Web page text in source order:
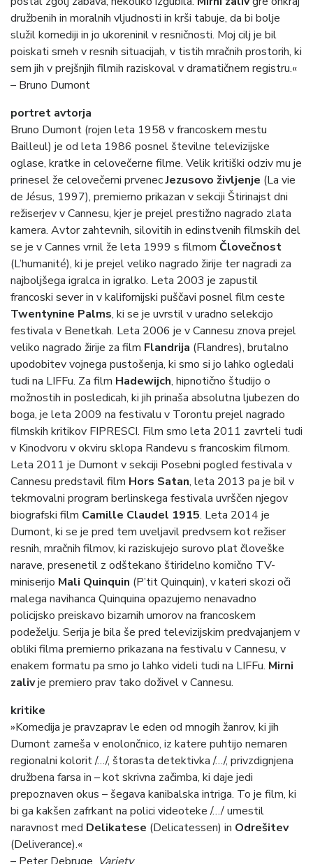
družbenih in moralnih vljudnosti in krši tabuje, da bi bolje
služil komediji in jo ukoreninil v resničnosti. Moj cilj je bil
poiskati smeh v resnih situacijah, v tistih mračnih prostorih, ki
sem jih v prejšnjih filmih raziskoval v dramatičnem registru.«
– Bruno Dumont
portret avtorja
Bruno Dumont (rojen leta 1958 v francoskem mestu
Bailleul) je od leta 1986 posnel številne televizijske
oglase, kratke in celovečerne filme. Velik kritiški odziv mu je
prinesel že celovečerni prvenecJezusovo življenje (La vie
de Jésus, 1997), premierno prikazan v sekciji Štirinajst dni
režiserjev v Cannesu, kjer je prejel prestižno nagrado zlata
kamera. Avtor zahtevnih, silovitih in edinstvenih filmskih del
se je v Cannes vrnil že leta 1999 s filmom Človečnost
(L’humanité), ki je prejel veliko nagrado žirije ter nagradi za
najboljšega igralca in igralko. Leta 2003 je zapustil
francoski sever in v kalifornijski puščavi posnel film ceste
Twentynine Palms, ki se je uvrstil v uradno selekcijo
festivala v Benetkah. Leta 2006 je v Cannesu znova prejel
veliko nagrado žirije za film Flandrija (Flandres), brutalno
upodobitev vojnega pustošenja, ki smo si jo lahko ogledali
tudi na LIFFu. Za film Hadewijch, hipnotično študijo o
možnostih in posledicah, ki jih prinaša absolutna ljubezen do
boga, je leta 2009 na festivalu v Torontu prejel nagrado
filmskih kritikov FIPRESCI. Film smo leta 2011 zavrteli tudi
v Kinodvoru v okviru sklopa Randevu s francoskim filmom.
Leta 2011 je Dumont v sekciji Posebni pogled festivala v
Cannesu predstavil film Hors Satan, leta 2013 pa je bil v
tekmovalni program berlinskega festivala uvrščen njegov
biografski film Camille Claudel 1915. Leta 2014 je
Dumont, ki se je pred tem uveljavil predvsem kot režiser
resnih, mračnih filmov, ki raziskujejo surovo plat človeške
narave, presenetil z odštekano štiridelno komično TV-
miniserijo Mali Quinquin (P’tit Quinquin), v kateri skozi oči
malega navihanca Quinquina opazujemo nenavadno
policijsko preiskavo bizarnih umorov na francoskem
podeželju. Serija je bila še pred televizijskim predvajanjem v
obliki filma premierno prikazana na festivalu v Cannesu, v
enakem formatu pa smo jo lahko videli tudi na LIFFu. Mirni
zalivje premiero prav tako doživel v Cannesu.
kritike
»Komedija je pravzaprav le eden od mnogih žanrov, ki jih
Dumont zameša v enolončnico, iz katere puhtijo nemaren
regionalni kolorit /…/, štorasta detektivka /…/, privzdignjena
družbena farsa in – kot skrivna začimba, ki daje jedi
prepoznaven okus – šegava kanibalska intriga. To je film, ki
bi ga kakšen zafrkant na polici videoteke /…/ umestil
naravnost med Delikatese (Delicatessen) in Odrešitev
(Deliverance).«
– Peter Debruge, Variety